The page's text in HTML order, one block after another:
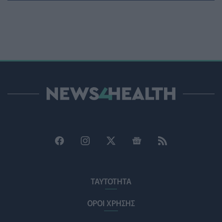
ρίχνουν φως στις "φιλίες" μεταξύ διαφορετικών ειδών
Σισμανογλείου στις πρωινές εφημερίες της Αττικής
Ηλεκτρικά πατίνια: 3,5 φορές μεγαλύτερος ο κίνδυνος
σοβαρής εγκεφαλικής κάκωσης
07/08/2026 - 14:00
ΤΑΥΤΟΤΗΤΑ
ΟΡΟΙ ΧΡΗΣΗΣ